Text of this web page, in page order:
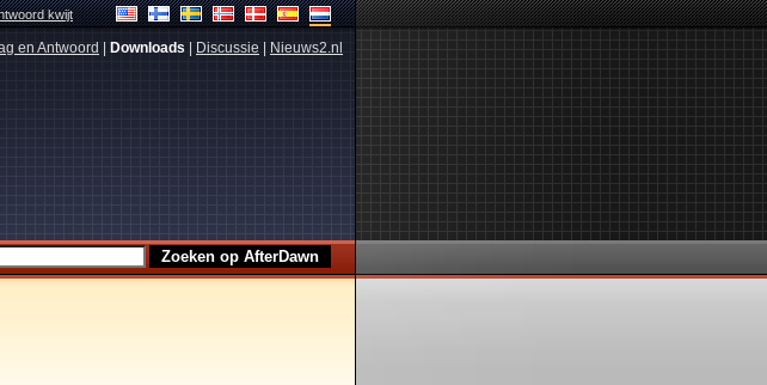
kwijt
en Antwoord Downloads Discussie Nieuws2.nl